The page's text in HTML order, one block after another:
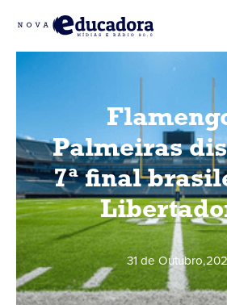
Palmeiras
7ª final
31 de Outubro,